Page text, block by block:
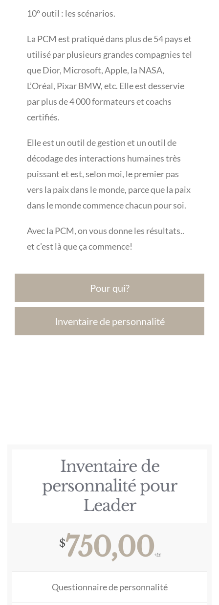
10° outil : les scénarios.
La PCM est pratiqué dans plus de 54 pays et
utilisé par plusieurs grandes compagnies tel
que Dior, Microsoft, Apple, la NASA,
L’Oréal, Pixar BMW, etc. Elle est desservie
par plus de 4 000 formateurs et coachs
certifiés.
Elle est un outil de gestion et un outil de
décodage des interactions humaines très
puissant et est, selon moi, le premier pas
vers la paix dans le monde, parce que la paix
dans le monde commence chacun pour soi.
Avec la PCM, on vous donne les résultats..
et c’est là que ça commence!
Pour qui?
Inventaire de personnalité
Inventaire de
personnalité pour
Leader
$750,00+tx
Questionnaire de personnalité